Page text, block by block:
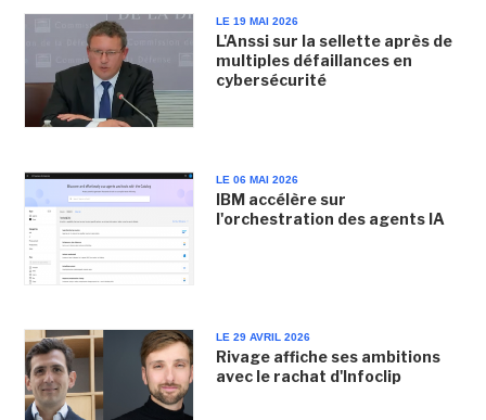
LE 19 MAI 2026
L'Anssi sur la sellette après de
multiples défaillances en
cybersécurité
LE 06 MAI 2026
IBM accélère sur
l'orchestration des agents IA
LE 29 AVRIL 2026
Rivage affiche ses ambitions
avec le rachat d'Infoclip